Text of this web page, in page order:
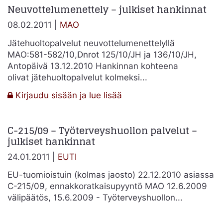
pois
vuoksi,
vaikka
yrityksellä
on
Neuvottelumenettely – julkiset hankinnat
08.02.2011 | MAO
Jätehuoltopalvelut neuvottelumenettelyllä
MAO:581-582/10,Dnrot 125/10/JH ja 136/10/JH,
Antopäivä 13.12.2010 Hankinnan kohteena
olivat jätehuoltopalvelut kolmeksi...
Kirjaudu sisään ja lue lisää
julkiset
C-215/09 – Työterveyshuollon palvelut –
julkiset hankinnat
24.01.2011 | EUTI
EU-tuomioistuin (kolmas jaosto) 22.12.2010 asiassa
C-215/09, ennakkoratkaisupyyntö MAO 12.6.2009
välipäätös, 15.6.2009 - Työterveyshuollon...